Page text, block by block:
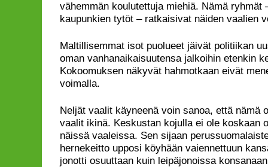
vähemmän koulutettuja miehiä. Nämä ryhmät
kaupunkien tytöt – ratkaisivat näiden vaalien
Maltillisemmat isot puolueet jäivät politiikan
oman vanhanaikaisuutensa jalkoihin etenkin
Kokoomuksen näkyvät hahmotkaan eivät
voimalla.
Neljät vaalit käyneenä voin sanoa, että nämä
vaalit ikinä. Keskustan kojulla ei ole koskaan
näissä vaaleissa. Sen sijaan
hernekeitto upposi köyhään vaiennettuun
jonotti osuuttaan kuin leipäjonoissa